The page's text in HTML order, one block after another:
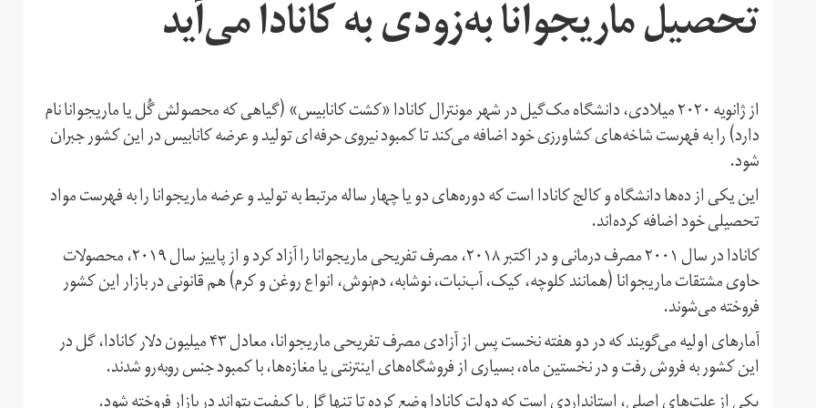
تحصیل ماریجوانا به‌زودی به کانادا می‌آید
از ژانویه ۲۰۲۰ میلادی، دانشگاه مک‌گیل در شهر مونترال کانادا «کشت کانابیس» (گیاهی که محصولش گُل یا ماریجوانا نام
دارد) را به فهرست شاخه‌های کشاورزی خود اضافه می‌کند تا کمبود نیروی حرفه‌ای تولید و عرضه کانابیس در این کشور جبران
شود.
این یکی از ده‌ها دانشگاه و کالج کانادا است که دوره‌های دو یا چهار ساله مرتبط به تولید و عرضه ماریجوانا را به فهرست مواد
تحصیلی خود اضافه کرده‌اند.
کانادا در سال ۲۰۰۱ مصرف درمانی و در اکتبر ۲۰۱۸، مصرف تفریحی ماریجوانا را آزاد کرد و از پاییز سال ۲۰۱۹، محصولات
حاوی مشتقات ماریجوانا (همانند کلوچه، کیک، آب‌نبات، نوشابه، دم‌نوش، انواع روغن و کرم) هم قانونی در بازار این کشور
فروخته می‌شوند.
آمارهای اولیه می‌گویند که در دو هفته نخست پس از آزادی مصرف تفریحی ماریجوانا، معادل ۴۳ میلیون دلار کانادا، گل در
این کشور به فروش رفت و در نخستین ماه، بسیاری از فروشگاه‌های اینترنتی یا مغازه‌ها، با کمبود جنس روبه‌رو شدند.